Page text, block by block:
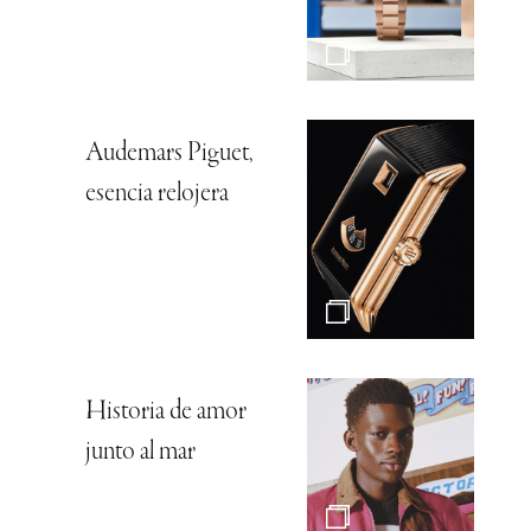
Audemars Piguet,
esencia relojera
Historia de amor
junto al mar